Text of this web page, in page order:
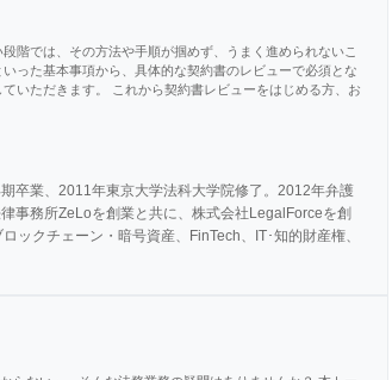
階では、その方法や手順が掴めず、うまく進められないこ
った基本事項から、具体的な契約書のレビューで必須とな
いただきます。 これから契約書レビューをはじめる方、お
卒業、2011年東京大学法科大学院修了。2012年弁護
事務所ZeLoを創業と共に、株式会社LegalForceを創
ックチェーン・暗号資産、FinTech、IT･知的財産権、